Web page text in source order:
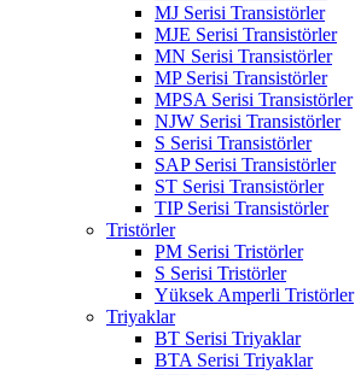
MJ Serisi Transistörler
MJE Serisi Transistörler
MN Serisi Transistörler
MP Serisi Transistörler
MPSA Serisi Transistörler
NJW Serisi Transistörler
S Serisi Transistörler
SAP Serisi Transistörler
ST Serisi Transistörler
TIP Serisi Transistörler
Tristörler
PM Serisi Tristörler
S Serisi Tristörler
Yüksek Amperli Tristörler
Triyaklar
BT Serisi Triyaklar
BTA Serisi Triyaklar